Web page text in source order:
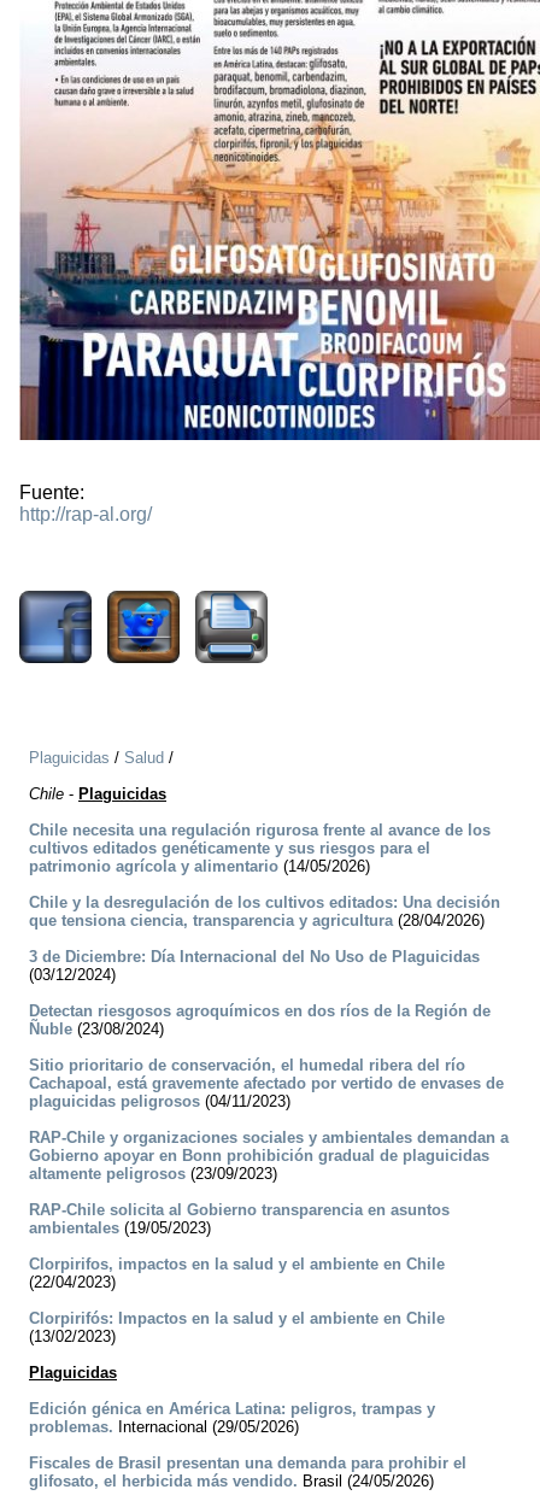
Fuente:
http://rap-al.org/
Plaguicidas / Salud /
Chile - Plaguicidas
Chile necesita una regulación rigurosa frente al avance de los
cultivos editados genéticamente y sus riesgos para el
patrimonio agrícola y alimentario (14/05/2026)
Chile y la desregulación de los cultivos editados: Una decisión
que tensiona ciencia, transparencia y agricultura(28/04/2026)
3 de Diciembre: Día Internacional del No Uso de Plaguicidas
(03/12/2024)
Detectan riesgosos agroquímicos en dos ríos de la Región de
Ñuble (23/08/2024)
Sitio prioritario de conservación, el humedal ribera del río
Cachapoal, está gravemente afectado por vertido de envases de
plaguicidas peligrosos (04/11/2023)
RAP-Chile y organizaciones sociales y ambientales demandan a
Gobierno apoyar en Bonn prohibición gradual de plaguicidas
altamente peligrosos (23/09/2023)
RAP-Chile solicita al Gobierno transparencia en asuntos
ambientales (19/05/2023)
Clorpirifos, impactos en la salud y el ambiente en Chile
(22/04/2023)
Clorpirifós: Impactos en la salud y el ambiente en Chile
(13/02/2023)
Plaguicidas
Edición génica en América Latina: peligros, trampas y
problemas. Internacional (29/05/2026)
Fiscales de Brasil presentan una demanda para prohibir el
glifosato, el herbicida más vendido. Brasil (24/05/2026)